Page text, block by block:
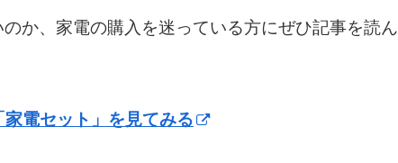
か、家電の購入を迷っている方にぜひ記事を読ん
電セット」を見てみる